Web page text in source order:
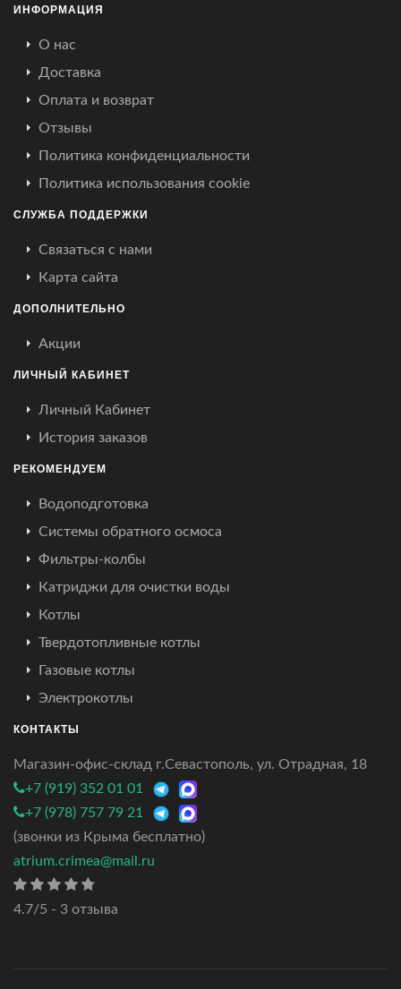
ИНФОРМАЦИЯ
О нас
Доставка
Оплата и возврат
Отзывы
Политика конфиденциальности
Политика использования cookie
СЛУЖБА ПОДДЕРЖКИ
Связаться с нами
Карта сайта
ДОПОЛНИТЕЛЬНО
Акции
ЛИЧНЫЙ КАБИНЕТ
Личный Кабинет
История заказов
РЕКОМЕНДУЕМ
Водоподготовка
Системы обратного осмоса
Фильтры-колбы
Катриджи для очистки воды
Котлы
Твердотопливные котлы
Газовые котлы
Электрокотлы
КОНТАКТЫ
Магазин-офис-склад г.Севастополь, ул. Отрадная, 18
+7 (919) 352 01 01
+7 (978) 757 79 21
(звонки из Крыма бесплатно)
atrium.crimea@mail.ru
4.7/5 - 3 отзыва